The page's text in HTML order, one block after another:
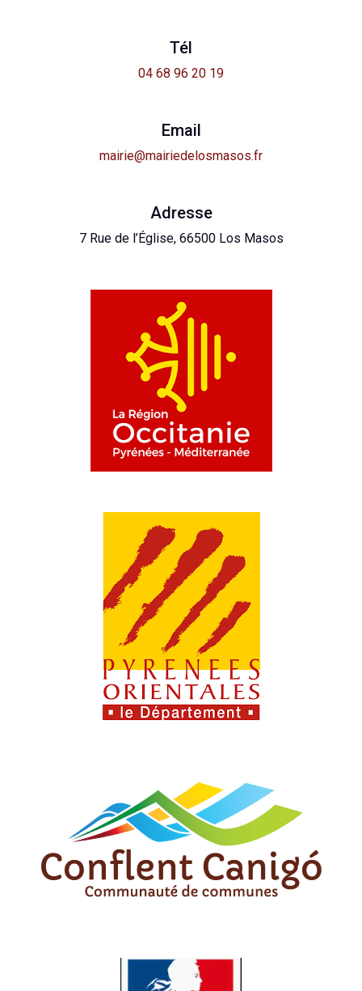
Tél
04 68 96 20 19
Email
mairie@mairiedelosmasos.fr
Adresse
7 Rue de l’Église, 66500 Los Masos